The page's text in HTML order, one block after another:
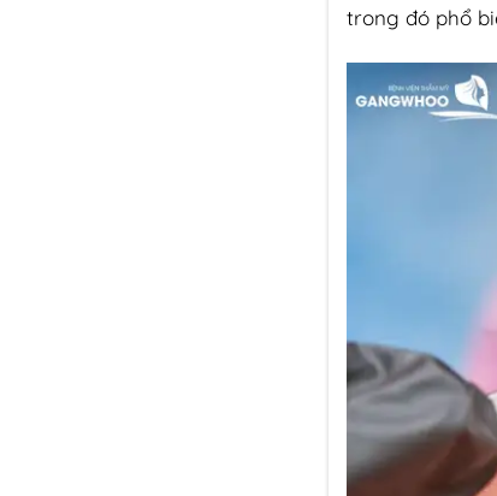
trong đó phổ